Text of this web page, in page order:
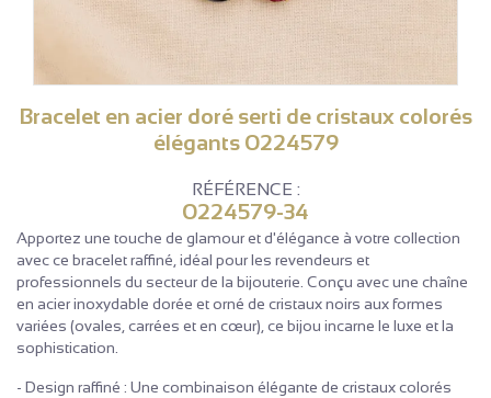
Bracelet en acier doré serti de cristaux colorés
élégants 0224579
RÉFÉRENCE :
0224579-34
Apportez une touche de glamour et d'élégance à votre collection
avec ce bracelet raffiné, idéal pour les revendeurs et
professionnels du secteur de la bijouterie. Conçu avec une chaîne
en acier inoxydable dorée et orné de cristaux noirs aux formes
variées (ovales, carrées et en cœur), ce bijou incarne le luxe et la
sophistication.
- Design raffiné : Une combinaison élégante de cristaux colorés